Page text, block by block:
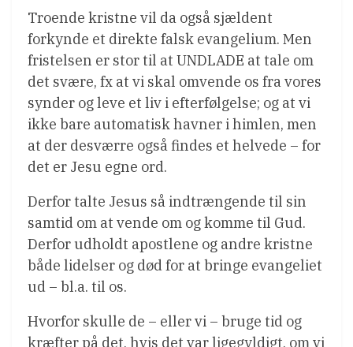
Troende kristne vil da også sjældent
forkynde et direkte falsk evangelium. Men
fristelsen er stor til at UNDLADE at tale om
det svære, fx at vi skal omvende os fra vores
synder og leve et liv i efterfølgelse; og at vi
ikke bare automatisk havner i himlen, men
at der desværre også findes et helvede – for
det er Jesu egne ord.
Derfor talte Jesus så indtrængende til sin
samtid om at vende om og komme til Gud.
Derfor udholdt apostlene og andre kristne
både lidelser og død for at bringe evangeliet
ud – bl.a. til os.
Hvorfor skulle de – eller vi – bruge tid og
kræfter på det, hvis det var ligegyldigt, om vi